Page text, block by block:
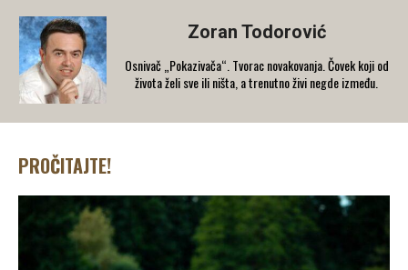
Zoran Todorović
Osnivač „Pokazivača“. Tvorac novakovanja. Čovek koji od
života želi sve ili ništa, a trenutno živi negde između.
PROČITAJTE!